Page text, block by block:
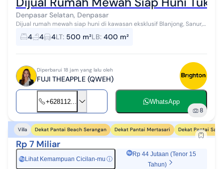
Denpasar Selatan, Denpasar
Dijual rumah mewah siap huni di kawasan eksklusif Blanjong, Sanur,
hanya 600 meter dari pantai. Lokasi sangat strategis, diapit oleh
hotel-hotel te...
4 4 4LT: 500 m²LB: 400 m²
Diperbarui 18 jam yang lalu oleh
FUJI THEAPPLE (QWEH)
+628112... WhatsApp
8
Villa Dekat Pantai Beach Serangan Dekat Pantai Mertasari Dekat Pantai
Rp 7 Miliar
Rp Lihat Kemampuan Cicilan-mu ⓘ
Rp 44 Jutaan (Tenor 15
Tahun)